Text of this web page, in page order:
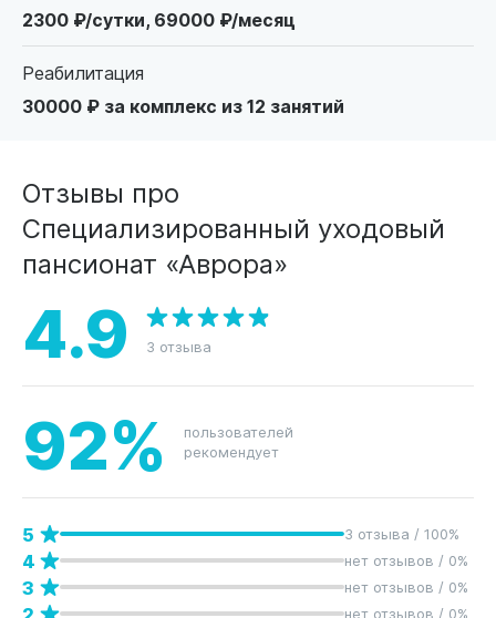
2300 ₽/сутки, 69000 ₽/месяц
Реабилитация
30000 ₽ за комплекс из 12 занятий
Отзывы про
Специализированный уходовый
пансионат «Аврора»
4.9 3 отзыва
92%
пользователей
рекомендует
5 3 отзыва / 100%
4 нет отзывов / 0%
3 нет отзывов / 0%
нет отзывов / 0%